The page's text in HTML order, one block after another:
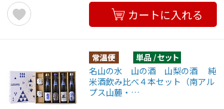
カートに入れる
名山の水 山の酒 山梨の酒 純
米酒飲み比べ４本セット（南アル
プス山麓・…